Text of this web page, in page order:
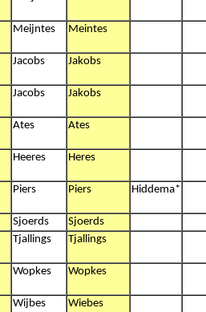
Meijntes Meintes
Jacobs Jakobs
Jacobs Jakobs
Ates Ates
Heeres Heres
Piers Piers Hiddema*
Sjoerds
Sjoerds
Tjallings Tjallings
Wopkes Wopkes
Wijbes Wiebes